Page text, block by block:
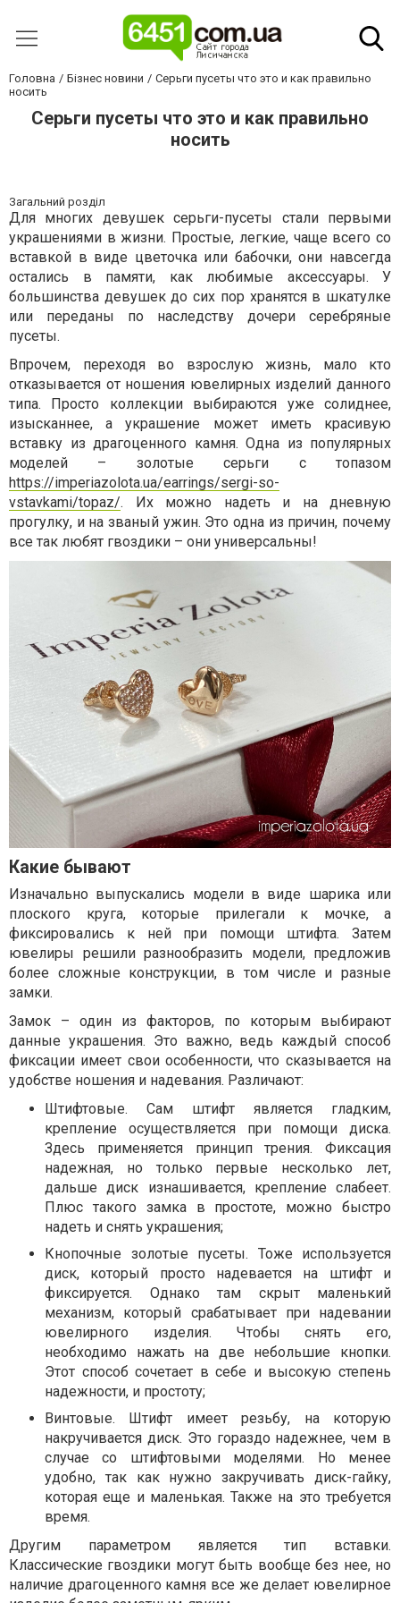
Головна Бізнес новини
Серьги пусеты что это и как правильно
носить
Серьги пусеты что это и как правильно
носить
Загальний розділ
Для многих девушек серьги-пусеты стали первыми
украшениями в жизни. Простые, легкие, чаще всего со
вставкой в виде цветочка или бабочки, они навсегда
остались в памяти, как любимые аксессуары. У
большинства девушек до сих пор хранятся в шкатулке
или переданы по наследству дочери серебряные
пусеты.
Впрочем, переходя во взрослую жизнь, мало кто
отказывается от ношения ювелирных изделий данного
типа. Просто коллекции выбираются уже солиднее,
изысканнее, а украшение может иметь красивую
вставку из драгоценного камня. Одна из популярных
моделей – золотые серьги с топазом
https://imperiazolota.ua/earrings/sergi-so-
vstavkami/topaz/. Их можно надеть и на дневную
прогулку, и на званый ужин. Это одна из причин, почему
все так любят гвоздики – они универсальны!
Какие бывают
Изначально выпускались модели в виде шарика или
плоского круга, которые прилегали к мочке, а
фиксировались к ней при помощи штифта. Затем
ювелиры решили разнообразить модели, предложив
более сложные конструкции, в том числе и разные
замки.
Замок – один из факторов, по которым выбирают
данные украшения. Это важно, ведь каждый способ
фиксации имеет свои особенности, что сказывается на
удобстве ношения и надевания. Различают:
Штифтовые. Сам штифт является гладким,
крепление осуществляется при помощи диска.
Здесь применяется принцип трения. Фиксация
надежная, но только первые несколько лет,
дальше диск изнашивается, крепление слабеет.
Плюс такого замка в простоте, можно быстро
надеть и снять украшения;
Кнопочные золотые пусеты. Тоже используется
диск, который просто надевается на штифт и
фиксируется. Однако там скрыт маленький
механизм, который срабатывает при надевании
ювелирного изделия. Чтобы снять его,
необходимо нажать на две небольшие кнопки.
Этот способ сочетает в себе и высокую степень
надежности, и простоту;
Винтовые. Штифт имеет резьбу, на которую
накручивается диск. Это гораздо надежнее, чем в
случае со штифтовыми моделями. Но менее
удобно, так как нужно закручивать диск-гайку,
которая еще и маленькая. Также на это требуется
время.
Другим параметром является тип вставки.
Классические гвоздики могут быть вообще без нее, но
наличие драгоценного камня все же делает ювелирное